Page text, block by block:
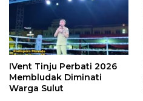
IVent Tinju Perbati 2026
Membludak Diminati
Warga Sulut